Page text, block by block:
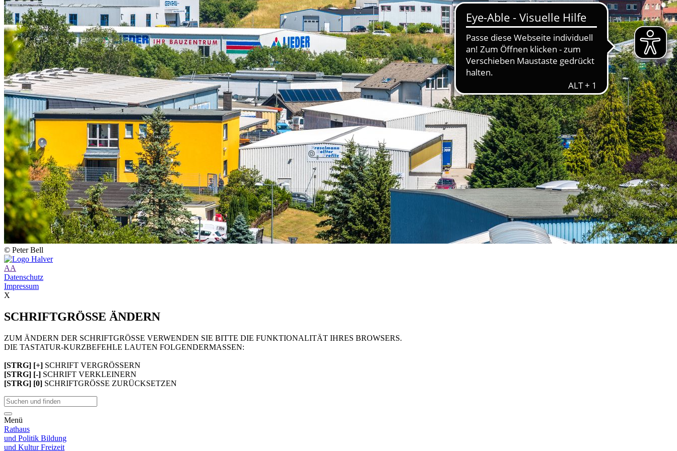
© Peter Bell
AA
Datenschutz
Impressum
X
SCHRIFTGRÖSSE ÄNDERN
ZUM ÄNDERN DER SCHRIFTGRÖSSE VERWENDEN SIE BITTE DIE FUNKTIONALITÄT IHRES BROWSERS.
DIE TASTATUR-KURZBEFEHLE LAUTEN FOLGENDERMASSEN:
[STRG] [+] SCHRIFT VERGRÖSSERN
[STRG] [-] SCHRIFT VERKLEINERN
[STRG] [0] SCHRIFTGRÖSSE ZURÜCKSETZEN
Menü
Rathaus
und Politik Bildung
und KulturFreizeit